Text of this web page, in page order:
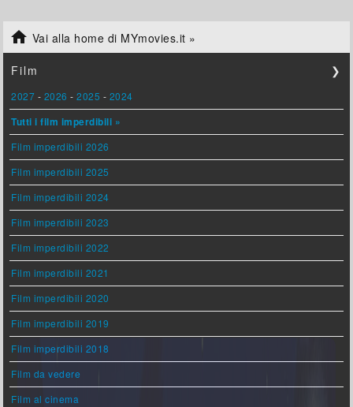
 Vai alla home di MYmovies.it »
Film ❯
2027 - 2026 -2025 - 2024
Tutti i film imperdibili »
Film imperdibili 2026
Film imperdibili 2025
Film imperdibili 2024
Film imperdibili 2023
Film imperdibili 2022
Film imperdibili 2021
Film imperdibili 2020
Film imperdibili 2019
Film imperdibili 2018
Film da vedere
Film al cinema